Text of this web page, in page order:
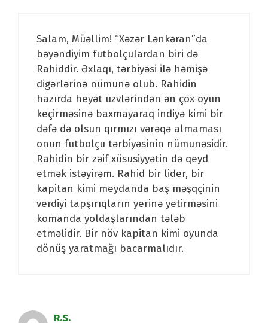
Salam, Müəllim! “Xəzər Lənkəran”da
bəyəndiyim futbolçulardan biri də
Rahiddir. Əxlaqı, tərbiyəsi ilə həmişə
digərlərinə nümunə olub. Rahidin
hazırda heyət uzvlərindən ən çox oyun
keçirməsinə baxmayaraq indiyə kimi bir
dəfə də olsun qırmızı vərəqə almaması
onun futbolçu tərbiyəsinin nümunəsidir.
Rahidin bir zəif xüsusiyyətin də qeyd
etmək istəyirəm. Rahid bir lider, bir
kapitan kimi meydanda baş məşqçinin
verdiyi tapşırıqların yerinə yetirməsini
komanda yoldaşlarından tələb
etməlidir. Bir növ kapitan kimi oyunda
dönüş yaratmağı bacarmalıdır.
R.S.